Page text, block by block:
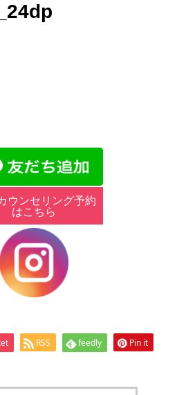
ウンセリング予約
はこちら
RSS feedly Pin it